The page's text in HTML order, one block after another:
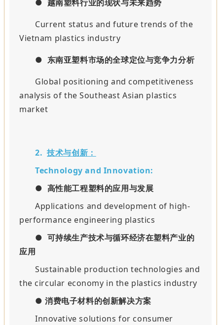
● 越南塑料行业的现状与未来趋势
Current status and future trends of the
Vietnam plastics industry
● 东南亚塑料市场的全球定位与竞争力分析
Global positioning and competitiveness
analysis of the Southeast Asian plastics
market
2.技术与创新：
Technology and Innovation:
● 高性能工程塑料的应用与发展
Applications and development of high-
performance engineering plastics
● 可持续生产技术与循环经济在塑料产业的
应用
Sustainable production technologies and
the circular economy in the plastics industry
● 消费电子材料的创新解决方案
Innovative solutions for consumer